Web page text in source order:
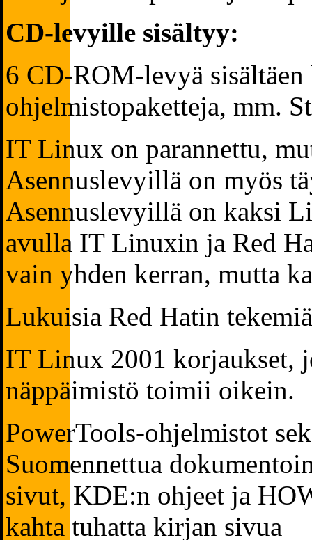
CD-levyille sisältyy:
6 CD-ROM-levyä
ohjelmistopaketteja, mm.
IT Linux on parannettu,
Asennuslevyillä on myös
Asennuslevyillä on kaksi
avulla IT Linuxin ja Red
vain yhden kerran, mutta
Lukuisia Red Hatin
IT Linux 2001 korjaukset,
näppäimistö toimii oikein.
PowerTools-ohjelmistot
Suomennettua
sivut, KDE:n ohjeet ja
kahta tuhatta kirjan sivua